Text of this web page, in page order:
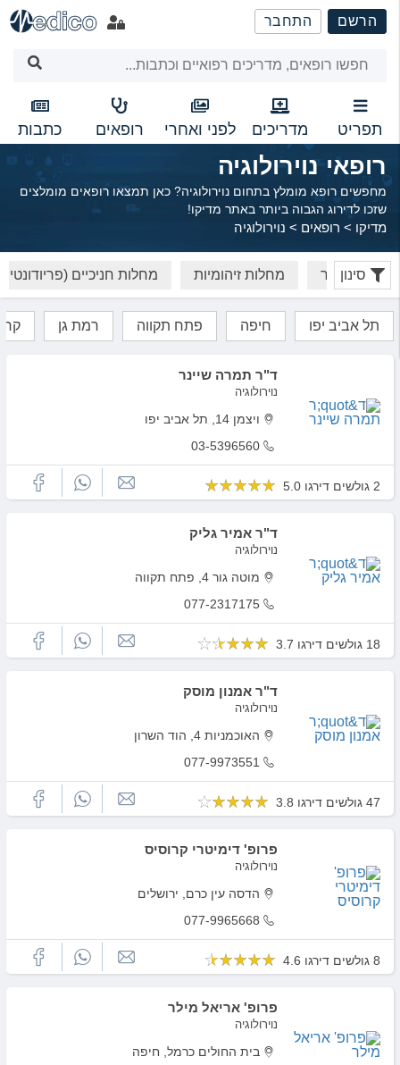
שִׂים
לֵב:
מַעֲרֶכֶת
נָגִישׁ
בִּקְלִיק
הַמְּסַיַּעַת
לִנְגִישׁוּת
הָאֲתָר.
הרשם התחבר
תפריט מדריכים לפני ואחרי רופאים כתבות
רופאי נוירולוגיה
מחפשים רופא מומלץ בתחום נוירולוגיה? כאן תמצאו רופאים מומלצים
שזכו לדירוג הגבוה ביותר באתר מדיקו!
מדיקו > רופאים > נוירולוגיה
סינון
ראש-צוואר מחלות זיהומיות מחלות חניכיים
תל אביב יפו חיפה פתח תקווה רמת גן
ד"ר תמרה שיינר
נוירולוגיה
ויצמן 14, תל אביב יפו
03-5396560
2 גולשים דירגו 5.0
ד"ר אמיר גליק
נוירולוגיה
מוטה גור 4, פתח תקווה
077-2317175
18 גולשים דירגו 3.7
ד"ר אמנון מוסק
נוירולוגיה
האוכמניות 4, הוד השרון
077-9973551
47 גולשים דירגו 3.8
פרופ' דימיטרי קרוסיס
נוירולוגיה
הדסה עין כרם, ירושלים
077-9965668
8 גולשים דירגו 4.6
פרופ' אריאל מילר
נוירולוגיה
בית החולים כרמל, חיפה